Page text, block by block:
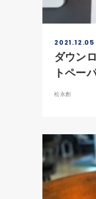
2021.12.05
ダウン
トペー
松永創